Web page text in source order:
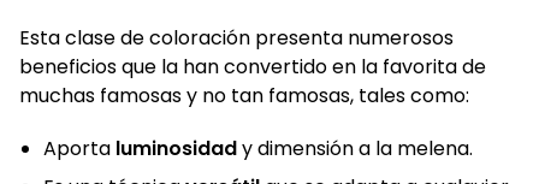
Esta clase de coloración presenta numerosos
beneficios que la han convertido en la favorita de
muchas famosas y no tan famosas, tales como:
Aporta luminosidady dimensión a la melena.